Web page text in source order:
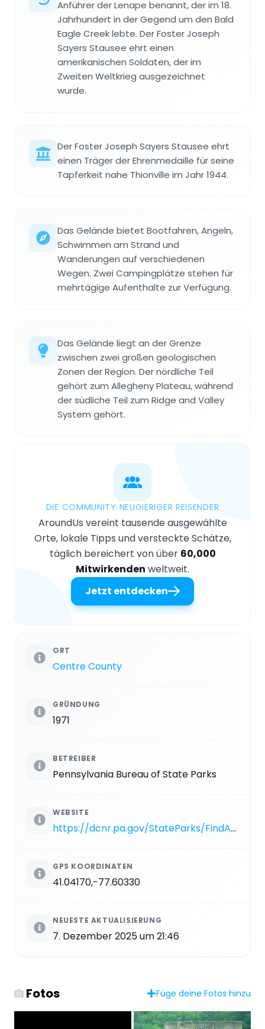
Anführer der Lenape benannt, der im 18.
Jahrhundert in der Gegend um den Bald
Eagle Creek lebte. Der Foster Joseph
Sayers Stausee ehrt einen
amerikanischen Soldaten, der im
Zweiten Weltkrieg ausgezeichnet
wurde.
Der Foster Joseph Sayers Stausee ehrt
einen Träger der Ehrenmedaille für seine
Tapferkeit nahe Thionville im Jahr 1944.
Das Gelände bietet Bootfahren, Angeln,
Schwimmen am Strand und
Wanderungen auf verschiedenen
Wegen. Zwei Campingplätze stehen für
mehrtägige Aufenthalte zur Verfügung.
Das Gelände liegt an der Grenze
zwischen zwei großen geologischen
Zonen der Region. Der nördliche Teil
gehört zum Allegheny Plateau, während
der südliche Teil zum Ridge and Valley
System gehört.
DIE COMMUNITY NEUGIERIGER REISENDER
AroundUs vereint tausende ausgewählte
Orte, lokale Tipps und versteckte Schätze,
täglich bereichert von über 60,000
Mitwirkenden weltweit.
Jetzt entdecken
ORT
Centre County
GRÜNDUNG
1971
BETREIBER
Pennsylvania Bureau of State Parks
WEBSITE
https://dcnr.pa.gov/StateParks/FindAPark/BaldEagleStatePark
GPS KOORDINATEN
41.04170,-77.60330
NEUESTE AKTUALISIERUNG
7. Dezember 2025 um 21:46
Fotos Füge deine Fotos hinzu